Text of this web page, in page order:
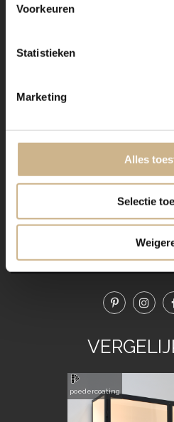
Voorkeuren
Statistieken
Marketing
Alles
Selectie
Onze stalen
vrijwel elke gewenste maat,
voorzien van een
bestendige deklaag aan het
contact met ons op. Wij
offerte voor het meubel van je
poedercoating